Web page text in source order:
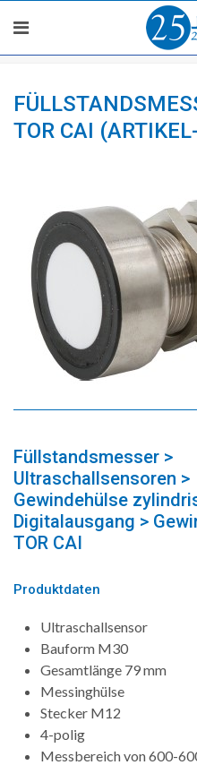
TOR CAI
Füllstandsmesser >
Ultraschallsensoren >
Gewindehülse
Digitalausgang >
TOR CAI
Produktdaten
Ultraschallsensor
Bauform M30
Gesamtlänge 79 mm
Messinghülse
Stecker M12
4-polig
Messbereich von 600-